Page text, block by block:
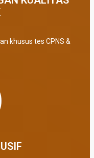
khusus tes CPNS &